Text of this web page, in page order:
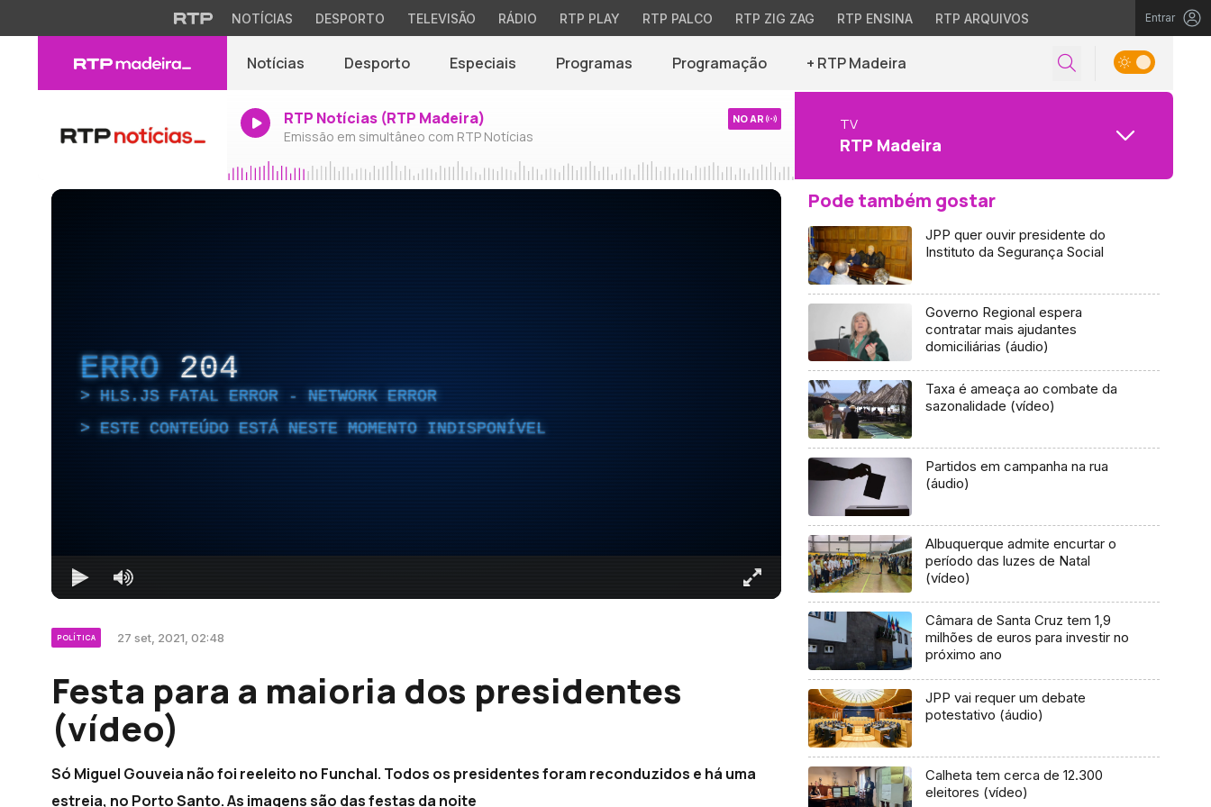
NOTÍCIAS DESPORTO TELEVISÃO RÁDIO RTP PLAY RTP PALCO RTP ZIG ZAG RTP ENSINA RTP ARQUIVOS Entrar
Notícias Desporto Especiais Programas Programação + RTP Madeira
RTP Notícias (RTP Madeira)
Emissão em simultâneo com RTP Notícias
NO AR TV
RTP Madeira
ERRO 204
HLS.JS FATAL ERROR - NETWORK ERROR
ESTE CONTEÚDO ESTÁ NESTE MOMENTO INDISPONÍVEL
POLÍTICA 27 set, 2021, 02:48
Festa para a maioria dos presidentes
(vídeo)
Só Miguel Gouveia não foi reeleito no Funchal. Todos os presidentes foram reconduzidos e há uma
estreia, no Porto Santo. As imagens são das festas da noite
Pode também gostar
JPP quer ouvir presidente do
Instituto da Segurança Social
Governo Regional espera
contratar mais ajudantes
domiciliárias (áudio)
Taxa é ameaça ao combate da
sazonalidade (vídeo)
Partidos em campanha na rua
(áudio)
Albuquerque admite encurtar o
período das luzes de Natal
(vídeo)
Câmara de Santa Cruz tem 1,9
milhões de euros para investir no
próximo ano
JPP vai requer um debate
potestativo (áudio)
Calheta tem cerca de 12.300
eleitores (vídeo)